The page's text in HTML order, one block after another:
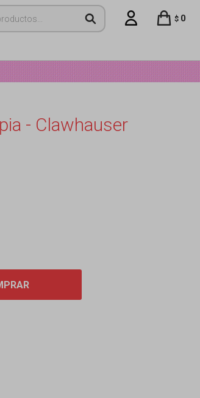
$ 0
- Clawhauser